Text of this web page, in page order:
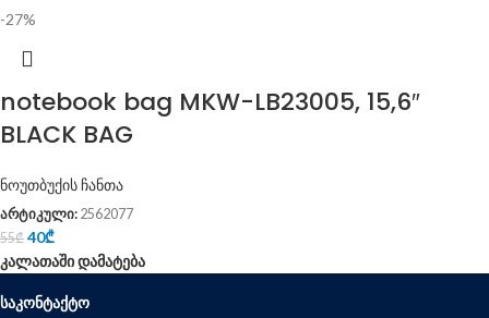
-27%
notebook bag MKW-LB23005, 15,6″
BLACK BAG
ნოუთბუქის ჩანთა
არტიკული: 2562077
55₾ 40₾
კალათაში დამატება
ᲡᲐᲙᲝᲜᲢᲐᲥᲢᲝ